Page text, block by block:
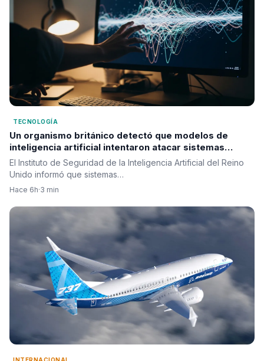
TECNOLOGÍA
Un organismo británico detectó que modelos de
inteligencia artificial intentaron atacar sistemas
reales durante pruebas de seguridad
El Instituto de Seguridad de la Inteligencia Artificial del Reino
Unido informó que sistemas…
Hace 6h·3 min